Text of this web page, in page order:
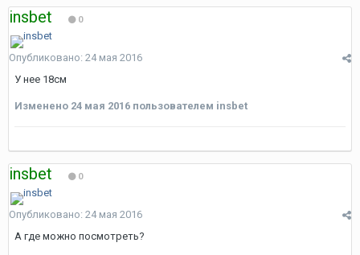
insbet 0
Опубликовано: 24 мая 2016
У нее 18см
Изменено 24 мая 2016 пользователем insbet
insbet 0
Опубликовано: 24 мая 2016
А где можно посмотреть?